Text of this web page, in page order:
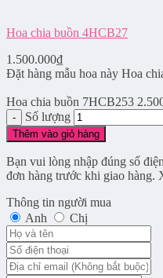
Hoa chia buồn 4HCB27
1.500.000₫
Đặt hàng mẫu hoa này Hoa
Hoa chia buồn 7HCB253
Số lượng
Thêm vào giỏ hàng
Bạn vui lòng nhập đúng số
đơn hàng trước khi giao hàng.
Thông tin người mua
Anh
Chị